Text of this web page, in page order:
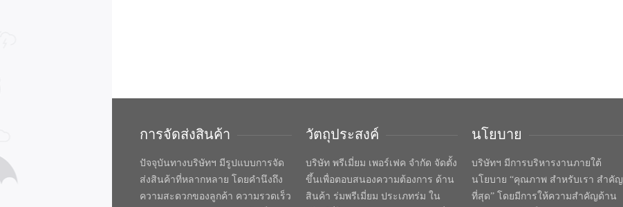
การจัดส่งสินค้า
ปัจจุบันทางบริษัทฯ มีรูปแบบการจัด
ส่งสินค้าที่หลากหลาย โดยคำนึงถึง
ความสะดวกของลูกค้า ความรวดเร็ว
วัตถุประสงค์
บริษัท พรีเมี่ยม เพอร์เฟค จำกัด จัดตั้ง
ขึ้นเพื่อตอบสนองความต้องการ ด้าน
สินค้า ร่มพรีเมี่ยม ประเภทร่ม ใน
นโยบาย
บริษัทฯ มีการบริหารงานภายใต้
นโยบาย “คุณภาพ สำหรับเรา สำคัญ
ที่สุด” โดยมีการให้ความสำคัญด้าน